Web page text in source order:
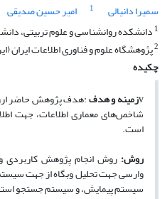
سمیرا دانیالی
1 امیر حسین صدیقی
1 دانشکده روانشناسی و علوم تربیتی،
2پژوهشگاه علوم و فناوری اطلاعات ایران
چکیده
vزمینه و هدف:هدف پژوهش حاضر
شاخص‌های معماری اطلاعات، جهت
است.
روش: روش انجام پژوهش کاربردی
وارسی جهت تحلیل وبگاه از جهت
سیستم پیمایش، و سیستم جستجو